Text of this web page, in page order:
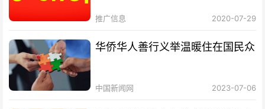
推广信息 2020-07-29
华侨华人善行义举温暖住在国民众
中国新闻网 2023-07-06